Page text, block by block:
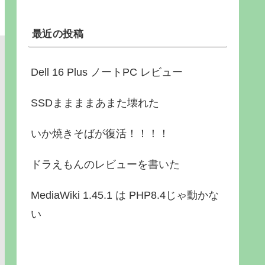
最近の投稿
Dell 16 Plus ノートPC レビュー
SSDままままあまた壊れた
いか焼きそばが復活！！！！
ドラえもんのレビューを書いた
MediaWiki 1.45.1 は PHP8.4じゃ動かな
い